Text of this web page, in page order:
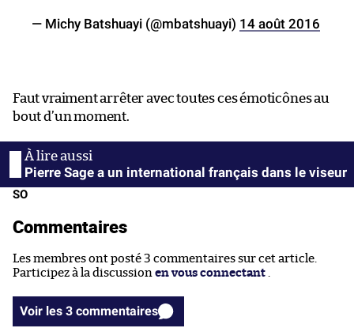
— Michy Batshuayi (@mbatshuayi) 14 août 2016
Faut vraiment arrêter avec toutes ces émoticônes au
bout d’un moment.
Pierre Sage a un international français dans le viseur
SO
Commentaires
Les membres ont posté 3 commentaires sur cet article.
Participez à la discussion en vous connectant
Voir les 3 commentaires